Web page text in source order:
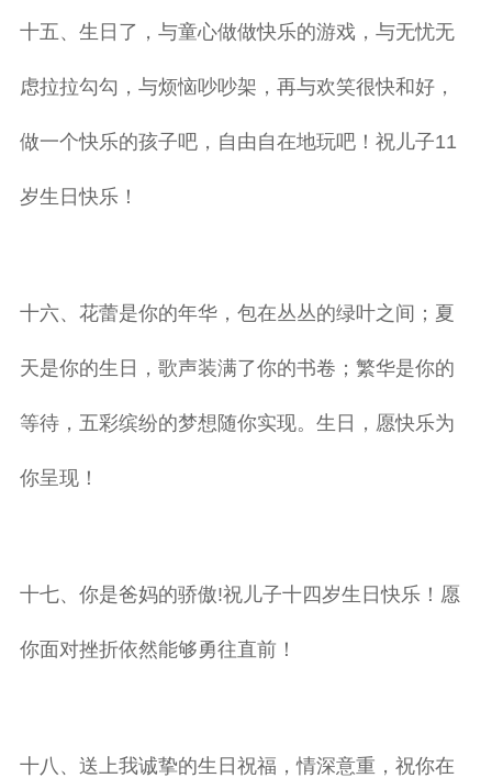
十五、生日了，与童心做做快乐的游戏，与无忧无
虑拉拉勾勾，与烦恼吵吵架，再与欢笑很快和好，
做一个快乐的孩子吧，自由自在地玩吧！祝儿子11
岁生日快乐！
十六、花蕾是你的年华，包在丛丛的绿叶之间；夏
天是你的生日，歌声装满了你的书卷；繁华是你的
等待，五彩缤纷的梦想随你实现。生日，愿快乐为
你呈现！
十七、你是爸妈的骄傲!祝儿子十四岁生日快乐！愿
你面对挫折依然能够勇往直前！
十八、送上我诚挚的生日祝福，情深意重，祝你在